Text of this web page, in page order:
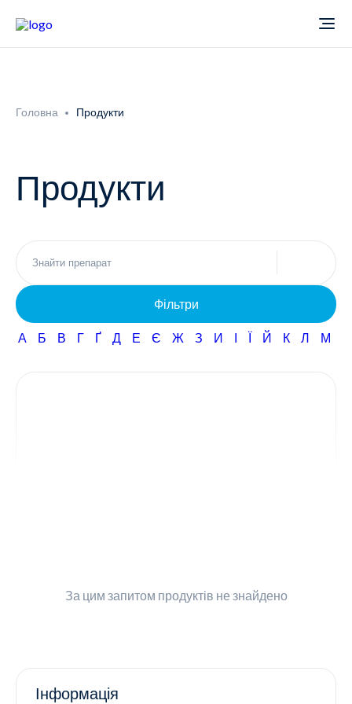
Новини
Неврологія
Всі продукти
Фармаконагляд
Кар'єра
Головна Продукти
Продукти
Фільтри
А Б В Г Ґ Д Е Є Ж З И І Ї Й К Л М
За цим запитом продуктів не знайдено
Інформація